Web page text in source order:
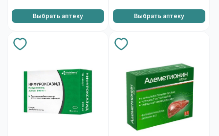
Выбрать аптеку Выбрать аптеку